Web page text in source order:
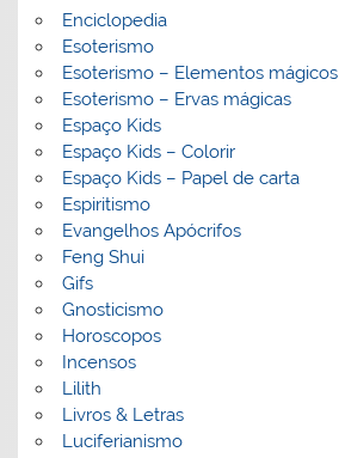
Enciclopedia
Esoterismo
Esoterismo – Elementos mágicos
Esoterismo – Ervas mágicas
Espaço Kids
Espaço Kids – Colorir
Espaço Kids – Papel de carta
Espiritismo
Evangelhos Apócrifos
Feng Shui
Gifs
Gnosticismo
Horoscopos
Incensos
Lilith
Livros & Letras
Luciferianismo